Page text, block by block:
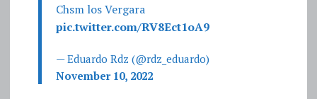
Chsm los Vergara
pic.twitter.com/RV8Ect1oA9
— Eduardo Rdz (@rdz_eduardo)
November 10, 2022